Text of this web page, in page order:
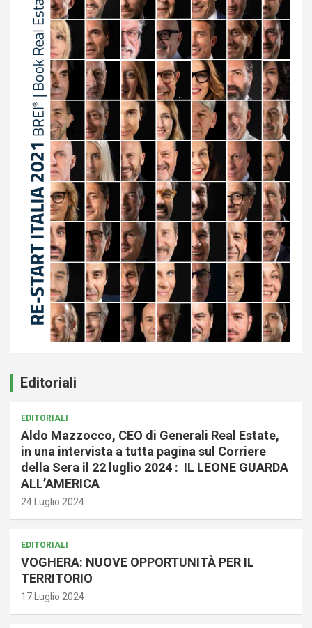
Editoriali
EDITORIALI
Aldo Mazzocco, CEO di Generali Real Estate,
in una intervista a tutta pagina sul Corriere
della Sera il 22 luglio 2024 : IL LEONE GUARDA
ALL’AMERICA
24 Luglio 2024
EDITORIALI
VOGHERA: NUOVE OPPORTUNITÀ PER IL
TERRITORIO
17 Luglio 2024